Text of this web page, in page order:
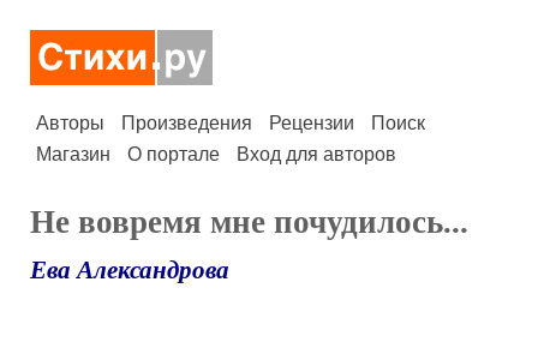
Авторы Произведения Рецензии
Поиск
Магазин
О портале Вход для авторов
Не вовремя мне почудилось...
Ева Александрова